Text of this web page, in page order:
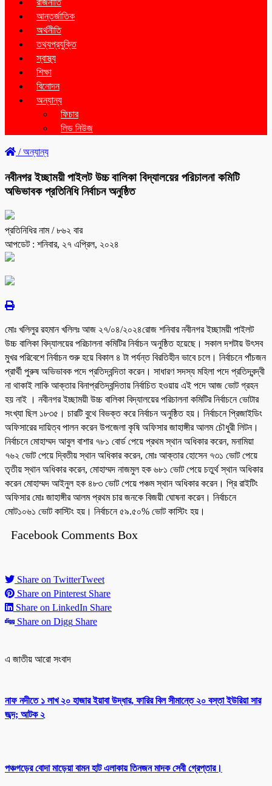
রাজনীতি
আন্তর্জাতিক
অর্থনীতি
তথ্যপ্রযুক্তি
স্বাস্থ্য
শিক্ষা
বিনোদন
অন্যান্য
ফিচার
লিড নিউজ
/অন্যান্য
নবীনগর ইচ্ছাময়ী পাইলট উচ্চ বালিকা বিদ্যালয়ের পরিচালনা কমিটি
অভিভাবক প্রতিনিধি নির্বাচন অনুষ্ঠিত
প্রতিনিধির নাম/ ৮৬২ বার
আপডেট : শনিবার, ২৭ এপ্রিল, ২০২৪
মোঃ খলিলুর রহমান খলিলঃ আজ ২৭/০৪/২০২৪রোজ শনিবার নবীনগর ইচ্ছাময়ী পাইলট
উচ্চ বালিকা বিদ্যালয়ের পরিচালনা কমিটির নির্বাচন অনুষ্ঠিত হয়েছে। সকাল দশটায় উৎসব
মুখর পরিবেশে নির্বাচন শুরু হয়ে বিকাল ৪ টা পর্যন্ত বিরতিহীন ভাবে চলে। নির্বাচনে পাঁচজন
প্রার্থী পুরুষ অভিভাবক পদে প্রতিদ্বন্দিতা করেন। সাধারণ সদস্য মহিলা পদে প্রতিদ্বন্দ্বী
না থাকাই লাকি আক্তার বিনাপ্রতিদ্বন্দিতায় নির্বাচিত হওয়ায় এই পদে আজ ভোট গ্রহন
হয় নাই । নবীনগর ইচ্ছাময়ী উচ্চ বালিকা বিদ্যালয়ের পরিচালনা কমিটির নির্বাচনে ভোটার
সংখ্যা ছিল ১৮৩৫। চারটি বুথে বিভক্ত করে নির্বাচন অনুষ্ঠিত হয়। নির্বাচনে প্রিজাইডিং
অফিসারের দায়িত্ব পালন করেন উপজেলা কৃষি অফিসার জাহাঙ্গীর আলম চৌধুরী লিটন।
নির্বাচনে মোহাম্মদ আবুল বাশার ৭৮১ বোর্ড পেয়ে প্রথম স্থান অধিকার করেন, মনামিয়া
৭৬২ ভোট পেয়ে দ্বিতীয় স্থান অধিকার করেন, মোঃ আক্তার হোসেন ৭৩১ ভোট পেয়ে
তৃতীয় স্থান অধিকার করেন, মোহাম্মদ নাজমুল হক ৬৮১ ভোট পেয়ে চতুর্থ স্থান অধিকার
করেন মোহাম্মদ আইনুল হক ৪৮৩ ভোট পেয়ে পঞ্চম স্থান অধিকার করেন। প্রি রাইটিং
অফিসার মোঃ জাহাঙ্গীর আলম প্রথম চার জনকে বিজয়ী ঘোষনা করেন। নির্বাচনে
মোট১০৬১ ভোট কাস্টিং হয়। নির্বাচনে ৫৯.৫০% ভোট কাস্টিং হয়।
Facebook Comments Box
Share on TwitterTweet
Share on Pinterest Share
Share on LinkedIn Share
Share on Digg Share
এ জাতীয় আরো সংবাদ
নাফ নদীতে ১ লাখ ২০ হাজার ইয়াবা উদ্ধার, ফারির বিল সীমান্তে ২০ বস্তা ইউরিয়া সার
জব্দ; আটক ২
পঞ্চগড়ের বোদা মাড়েয়া বামন হাট এলাকায় তিনজন মাদক সেবী গ্রেপ্তার।